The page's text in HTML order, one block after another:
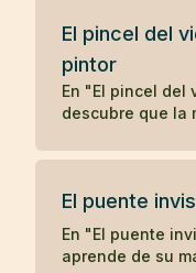
El pincel del
pintor
En "El pincel del
descubre que la
quien las utiliza,
El puente
En "El puente
aprende de su